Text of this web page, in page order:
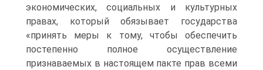
экономических, социальных и культурных
правах, который обязывает государства
«принять меры к тому, чтобы обеспечить
постепенно полное осуществление
признаваемых в настоящем пакте прав всеми